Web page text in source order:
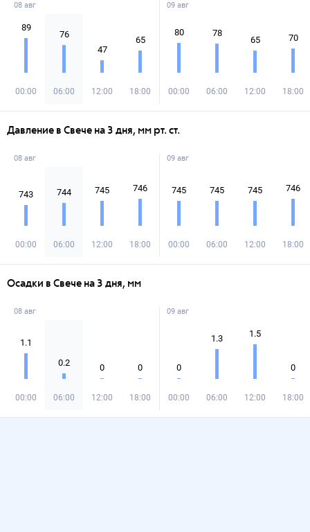
08 авг
89
00:00
76
06:00
47
12:00
65
18:00
09 авг
80
00:00
78
06:00
65
12:00
70
18:00
Давление в Свече на 3 дня, мм рт. ст.
08 авг
743
00:00
744
06:00
745
12:00
746
18:00
09 авг
745
00:00
745
06:00
745
12:00
746
18:00
Осадки в Свече на 3 дня, мм
08 авг
1.1
00:00
0.2
06:00
0
12:00
0
18:00
09 авг
0
00:00
1.3
06:00
1.5
12:00
0
18:00